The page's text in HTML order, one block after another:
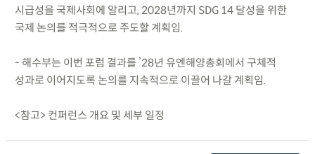
시급성을 국제사회에 알리고, 2028년까지 SDG 14 달성을 위한
국제 논의를 적극적으로 주도할 계획임.
- 해수부는 이번 포럼 결과를 ’28년 유엔해양총회에서 구체적
성과로 이어지도록 논의를 지속적으로 이끌어 나갈 계획임.
<참고> 컨퍼런스 개요 및 세부 일정